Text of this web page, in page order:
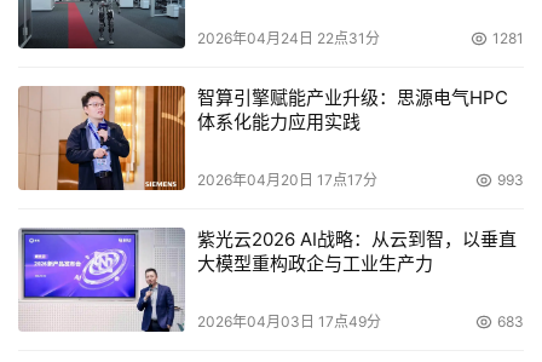
目前，通过互联网进行市场推广、产品销售的企业，大
多集中利用“第三方电子商务平台”、“企业网站”和“搜索引擎
营销”三种手段。但就营销执行效果而言，主要体现在“初级
的”供应信息发布、求购信息搜集和搜索引擎上“产品名称”的
竞价排名，缺乏一个完整的网络营销体系，投资回报往往很
难实现。
郑培秘书长提示：“通过对搜索引擎的合理使用可以增
强各种广告信息的曝光率、到达率和客户转化率，包括‘搜
2026年04月24日 22点31分 1281
智算引擎赋能产业升级：思源电气HPC
体系化能力应用实践
2026年04月20日 17点17分 993
紫光云2026 AI战略：从云到智，以垂直
大模型重构政企与工业生产力
2026年04月03日 17点49分 683